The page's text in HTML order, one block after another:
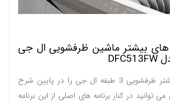
های بیشتر ماشین ظرفشویی ال جی
قابلیت ها و امکانات بیشتر ظرفشویی 3 طبقه ال جی را در پایین شرح
توانید در کنار برنامه های اصلی از این برنامه